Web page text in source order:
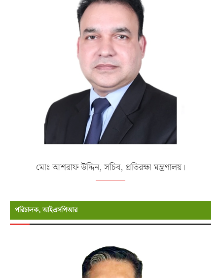
মোঃ আশরাফ উদ্দিন, সচিব, প্রতিরক্ষা মন্ত্রণালয়।
পরিচালক, আইএসপিআর